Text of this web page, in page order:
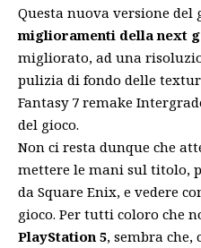
Questa nuova versione
miglioramenti della next
migliorato, ad una
pulizia di fondo delle
Fantasy 7 remake
del gioco.
Non ci resta dunque che
mettere le mani sul titolo,
da Square Enix, e vedere
gioco. Per tutti coloro che
PlayStation 5, sembra che,